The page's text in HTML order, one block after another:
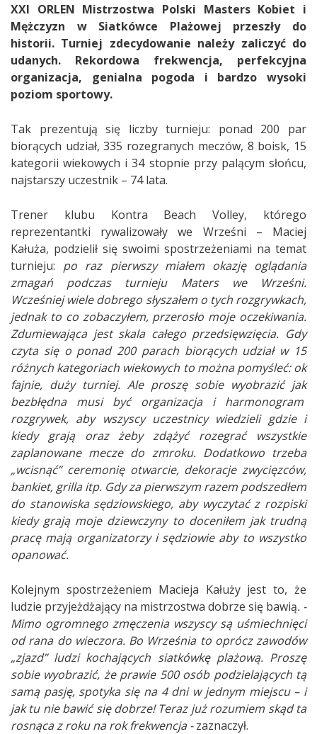
XXI ORLEN Mistrzostwa Polski Masters Kobiet i
Mężczyzn w Siatkówce Plażowej przeszły do
historii. Turniej zdecydowanie należy zaliczyć do
udanych. Rekordowa frekwencja, perfekcyjna
organizacja, genialna pogoda i bardzo wysoki
poziom sportowy.
Tak prezentują się liczby turnieju: ponad 200 par
biorących udział, 335 rozegranych meczów, 8 boisk, 15
kategorii wiekowych i 34 stopnie przy palącym słońcu,
najstarszy uczestnik – 74 lata.
Trener klubu Kontra Beach Volley, którego
reprezentantki rywalizowały we Wrześni – Maciej
Kałuża, podzielił się swoimi spostrzeżeniami na temat
turnieju: po raz pierwszy miałem okazję oglądania
zmagań podczas turnieju Maters we Wrześni.
Wcześniej wiele dobrego słyszałem o tych rozgrywkach,
jednak to co zobaczyłem, przerosło moje oczekiwania.
Zdumiewająca jest skala całego przedsięwzięcia. Gdy
czyta się o ponad 200 parach biorących udział w 15
różnych kategoriach wiekowych to można pomyśleć: ok
fajnie, duży turniej. Ale proszę sobie wyobrazić jak
bezbłędna musi być organizacja i harmonogram
rozgrywek, aby wszyscy uczestnicy wiedzieli gdzie i
kiedy grają oraz żeby zdążyć rozegrać wszystkie
zaplanowane mecze do zmroku. Dodatkowo trzeba
„wcisnąć” ceremonię otwarcie, dekoracje zwycięzców,
bankiet, grilla itp. Gdy za pierwszym razem podszedłem
do stanowiska sędziowskiego, aby wyczytać z rozpiski
kiedy grają moje dziewczyny to doceniłem jak trudną
pracę mają organizatorzy i sędziowie aby to wszystko
opanować.
Kolejnym spostrzeżeniem Macieja Kałuży jest to, że
ludzie przyjeżdżający na mistrzostwa dobrze się bawią. -
Mimo ogromnego zmęczenia wszyscy są uśmiechnięci
od rana do wieczora. Bo Września to oprócz zawodów
„zjazd” ludzi kochających siatkówkę plażową. Proszę
sobie wyobrazić, że prawie 500 osób podzielających tą
samą pasję, spotyka się na 4 dni w jednym miejscu – i
jak tu nie bawić się dobrze! Teraz już rozumiem skąd ta
rosnąca z roku na rok frekwencja -zaznaczył.